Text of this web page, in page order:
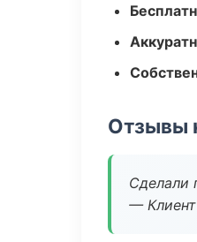
Отзывы
Сделали
—